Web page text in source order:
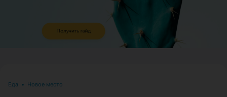
Еда • Новое место